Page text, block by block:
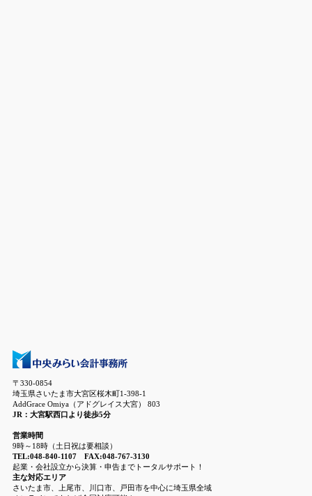
〒330-0854
埼玉県さいたま市大宮区桜木町1-398-1
AddGrace Omiya（アドグレイス大宮） 803
JR：大宮駅西口より徒歩5分
営業時間
9時～18時（土日祝は要相談）
TEL:048-840-1107 FAX:048-767-3130
起業・会社設立から決算・申告までトータルサポート！
主な対応エリア
さいたま市、上尾市、川口市、戸田市を中心に埼玉県全域